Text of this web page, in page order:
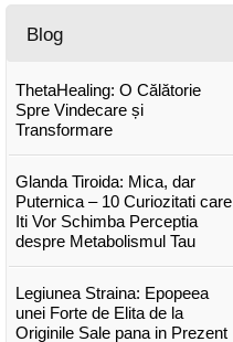
Blog
ThetaHealing: O Călătorie
Spre Vindecare și
Transformare
Glanda Tiroida: Mica, dar
Puternica – 10 Curiozitati care
Iti Vor Schimba Perceptia
despre Metabolismul Tau
Legiunea Straina: Epopeea
unei Forte de Elita de la
Originile Sale pana in Prezent